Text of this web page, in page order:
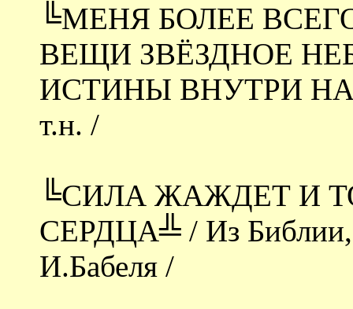
╚МЕНЯ БОЛЕЕ
ВЕЩИ ЗВЁЗДНОЕ
ИСТИНЫ ВНУТРИ
т.н. /
╚СИЛА ЖАЖДЕТ И
СЕРДЦА╩ / Из Библии,
И.Бабеля /